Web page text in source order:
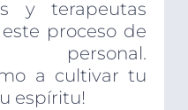
y terapeutas
proceso de
a cultivar tu
espíritu!